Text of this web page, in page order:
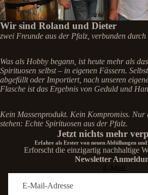
Wir sind Roland und Dieter
zwei Freunde aus der Pfalz, verbunden durch
Was als Hobby begann, ist heute mehr als
Spirituosen selbst – in eigenen Fässern.
abgefüllt oder Importiert, nach unseren
Flasche ist das Ergebnis von Geduld und
Kein Massenprodukt. Kein Kompromiss.
stehen: Echte Spirituosen aus der Pfalz.
Jetzt nichts mehr
Erfahre als Erster von neuen Abfüllungen und
Erforscht die einzigartig nachhaltige
Newsletter
E-Mail